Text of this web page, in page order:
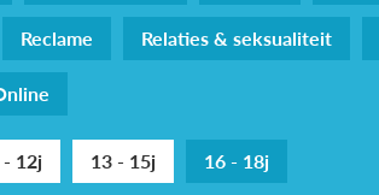
Reclame Relaties & seksualiteit
12j 13 - 15j 16 - 18j